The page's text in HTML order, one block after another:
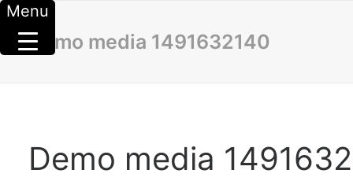
Demo media 1491632140
Demo media
Menu